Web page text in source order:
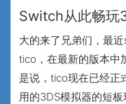
Switch从此畅玩
器登录NS-来个
大的来了兄弟们，最
tico，在最新的版本中
是说，tico现在已经正
用的3DS模拟器的短